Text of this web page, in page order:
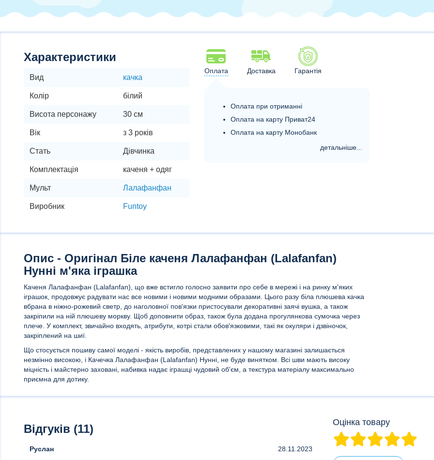
Характеристики
Вид качка
Колір білий
Висота персонажу 30 см
Вік з 3 років
Стать Дівчинка
Комплектація каченя + одяг
Мульт Лалафанфан
Виробник Funtoy
Оплата Доставка Гарантія
Оплата при отриманні
Оплата на карту Приват24
Оплата на карту Монобанк
детальніше...
Опис - Оригінал Біле каченя Лалафанфан (Lalafanfan)
Нунні м'яка іграшка
Каченя Лалафанфан (Lalafanfan), що вже встигло голосно заявити про себе в мережі і на ринку м'яких
іграшок, продовжує радувати нас все новими і новими модними образами. Цього разу біла плюшева качка
вбрана в ніжно-рожевий светр, до наголовної пов'язки пристосували декоративні заячі вушка, а також
закріпили на ній плюшеву моркву. Щоб доповнити образ, також була додана прогулянкова сумочка через
плече. У комплект, звичайно входять, атрибути, котрі стали обов'язковими, такі як окуляри і дзвіночок,
закріплений на шиї.
Що стосується пошиву самої моделі - якість виробів, представлених у нашому магазині залишається
незмінно високою, і Качечка Лалафанфан (Lalafanfan) Нунні, не буде винятком. Всі шви мають високу
міцність і майстерно заховані, набивка надає іграшці чудовий об'єм, а текстура матеріалу максимально
приємна для дотику.
Відгуків (11)
Руслан 28.11.2023
Оцінка товару